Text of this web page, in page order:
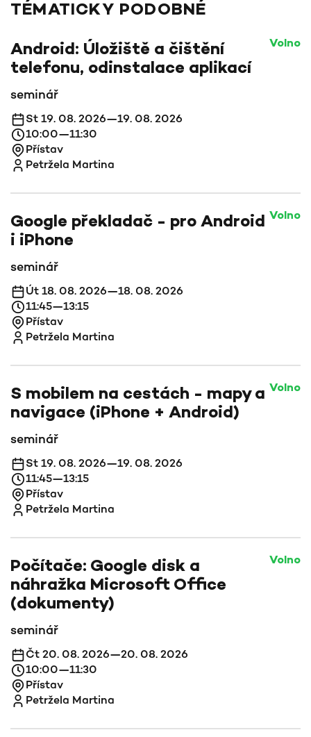
TÉMATICKY PODOBNÉ
Android: Úložiště a čištění
telefonu, odinstalace aplikací
Volno
seminář
St 19. 08. 2026—19. 08. 2026
10:00—11:30
Přístav
Petržela Martina
Google překladač - pro Android
i iPhone
Volno
seminář
Út 18. 08. 2026—18. 08. 2026
11:45—13:15
Přístav
Petržela Martina
S mobilem na cestách - mapy a
navigace (iPhone + Android)
Volno
seminář
St 19. 08. 2026—19. 08. 2026
11:45—13:15
Přístav
Petržela Martina
Počítače: Google disk a
náhražka Microsoft Office
(dokumenty)
Volno
seminář
Čt 20. 08. 2026—20. 08. 2026
10:00—11:30
Přístav
Petržela Martina